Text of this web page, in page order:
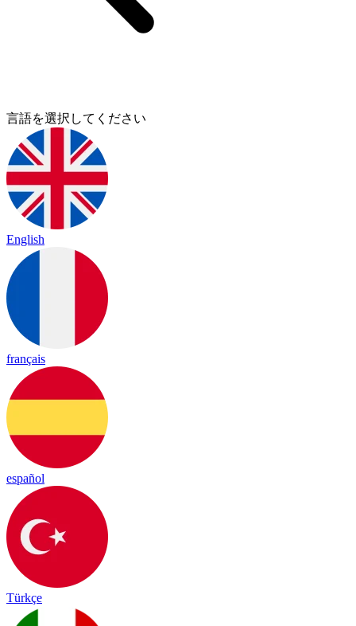
言語を選択してください
English
français
español
Türkçe